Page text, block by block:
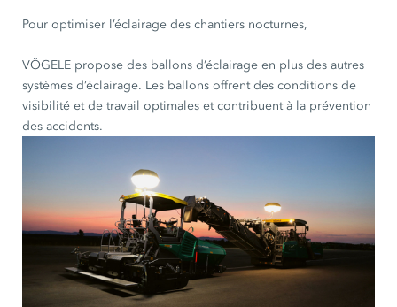
Pour optimiser l’éclairage des chantiers nocturnes,
VÖGELE propose des ballons d’éclairage en plus des autres
systèmes d’éclairage. Les ballons offrent des conditions de
visibilité et de travail optimales et contribuent à la prévention
des accidents.